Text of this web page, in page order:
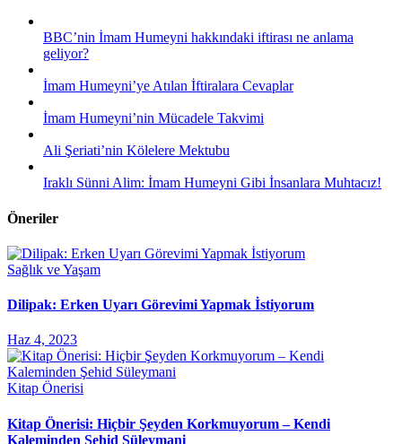
BBC’nin İmam Humeyni hakkındaki iftirası ne anlama
geliyor?
İmam Humeyni’ye Atılan İftiralara Cevaplar
İmam Humeyni’nin Mücadele Takvimi
Ali Şeriati’nin Kölelere Mektubu
Iraklı Sünni Alim: İmam Humeyni Gibi İnsanlara Muhtacız!
Öneriler
Sağlık ve Yaşam
Dilipak: Erken Uyarı Görevimi Yapmak İstiyorum
Haz 4, 2023
Kitap Önerisi
Kitap Önerisi: Hiçbir Şeyden Korkmuyorum – Kendi
Kaleminden Şehid Süleymani